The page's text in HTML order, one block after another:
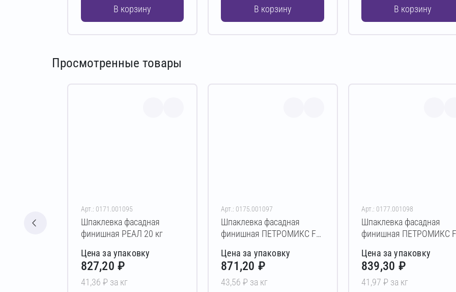
В корзину В корзину В корзину
Просмотренные товары
Арт.: 0171.001095
Шпаклевка фасадная
финишная РЕАЛ 20 кг
Цена за упаковку
827,20 ₽
41,36 ₽ за кг
Арт.: 0175.001097
Шпаклевка фасадная
финишная ПЕТРОМИКС FP-
Цена за упаковку
871,20 ₽
43,56 ₽ за кг
Арт.: 0177.001098
Шпаклевка фасадная
финишная ПЕТРОМИКС
Цена за упаковку
839,30 ₽
41,97 ₽ за кг